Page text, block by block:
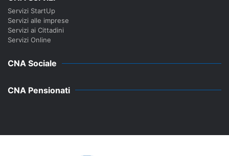
Servizi StartUp
Servizi alle imprese
Servizi ai Cittadini
Servizi Online
CNA Sociale
CNA Pensionati